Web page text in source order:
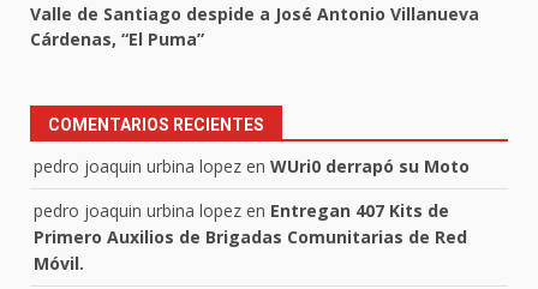
Valle de Santiago despide a José Antonio Villanueva
Cárdenas, “El Puma”
COMENTARIOS RECIENTES
pedro joaquin urbina lopez en WUri0 derrapó su Moto
pedro joaquin urbina lopez en Entregan 407 Kits de
Primero Auxilios de Brigadas Comunitarias de Red
Móvil.